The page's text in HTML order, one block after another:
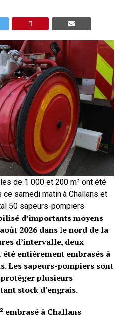
de 1 000 et 200 m² ont été
samedi matin à Challans et
50 sapeurs-pompiers
d’importants moyens
2026 dans le nord de la
d’intervalle, deux
entièrement embrasés à
Les sapeurs-pompiers sont
plusieurs
stock d’engrais.
embrasé à Challans